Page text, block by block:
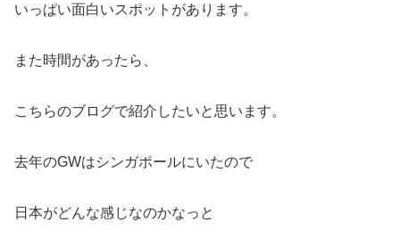
いっぱい面白いスポットがあります。
また時間があったら、
こちらのブログで紹介したいと思います。
去年のGWはシンガポールにいたので
日本がどんな感じなのかなっと